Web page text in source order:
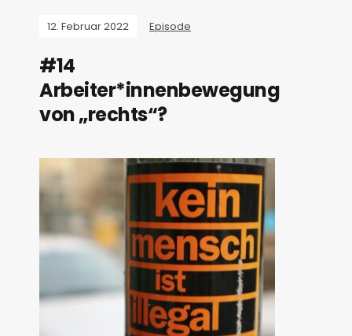
12. Februar 2022 Episode
#14
Arbeiter*innenbewegung
von „rechts“?